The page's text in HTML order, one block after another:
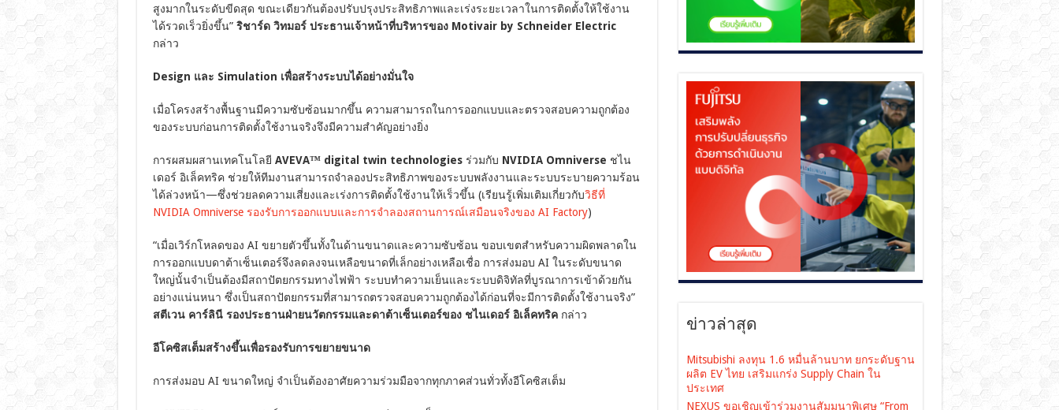
สูงมากในระดับขีดสุด ขณะเดียวกันต้องปรับปรุงประสิทธิภาพและเร่งระยะเวลาในการติดตั้งให้ใช้งาน
ได้รวดเร็วยิ่งขึ้น” ริชาร์ด วิทมอร์ ประธานเจ้าหน้าที่บริหารของ Motivair by Schneider Electric
กล่าว
Design และ Simulation เพื่อสร้างระบบได้อย่างมั่นใจ
เมื่อโครงสร้างพื้นฐานมีความซับซ้อนมากขึ้น ความสามารถในการออกแบบและตรวจสอบความถูกต้อง
ของระบบก่อนการติดตั้งใช้งานจริงจึงมีความสำคัญอย่างยิ่ง
การผสมผสานเทคโนโลยี AVEVA™ digital twin technologiesร่วมกับ NVIDIA Omniverse ชไน
เดอร์ อิเล็คทริค ช่วยให้ทีมงานสามารถจำลองประสิทธิภาพของระบบพลังงานและระบบระบายความร้อน
ได้ล่วงหน้า—ซึ่งช่วยลดความเสี่ยงและเร่งการติดตั้งใช้งานให้เร็วขึ้น (เรียนรู้เพิ่มเติมเกี่ยวกับวิธีที่
NVIDIA Omniverse รองรับการออกแบบและการจำลองสถานการณ์เสมือนจริงของ AI Factory)
“เมื่อเวิร์กโหลดของ AI ขยายตัวขึ้นทั้งในด้านขนาดและความซับซ้อน ขอบเขตสำหรับความผิดพลาดใน
การออกแบบดาต้าเซ็นเตอร์จึงลดลงจนเหลือขนาดที่เล็กอย่างเหลือเชื่อ การส่งมอบ AI ในระดับขนาด
ใหญ่นั้นจำเป็นต้องมีสถาปัตยกรรมทางไฟฟ้า ระบบทำความเย็นและระบบดิจิทัลที่บูรณาการเข้าด้วยกัน
อย่างแน่นหนา ซึ่งเป็นสถาปัตยกรรมที่สามารถตรวจสอบความถูกต้องได้ก่อนที่จะมีการติดตั้งใช้งานจริง”
สตีเวน คาร์ลินี รองประธานฝ่ายนวัตกรรมและดาต้าเซ็นเตอร์ของ ชไนเดอร์ อิเล็คทริคกล่าว
อีโคซิสเต็มสร้างขึ้นเพื่อรองรับการขยายขนาด
การส่งมอบ AI ขนาดใหญ่ จำเป็นต้องอาศัยความร่วมมือจากทุกภาคส่วนทั่วทั้งอีโคซิสเต็ม
ข่าวล่าสุด
Mitsubishi ลงทุน 1.6 หมื่นล้านบาท ยกระดับฐาน
ผลิต EV ไทย เสริมแกร่ง Supply Chain ใน
ประเทศ
NEXUS ขอเชิญเข้าร่วมงานสัมมนาพิเศษ “From